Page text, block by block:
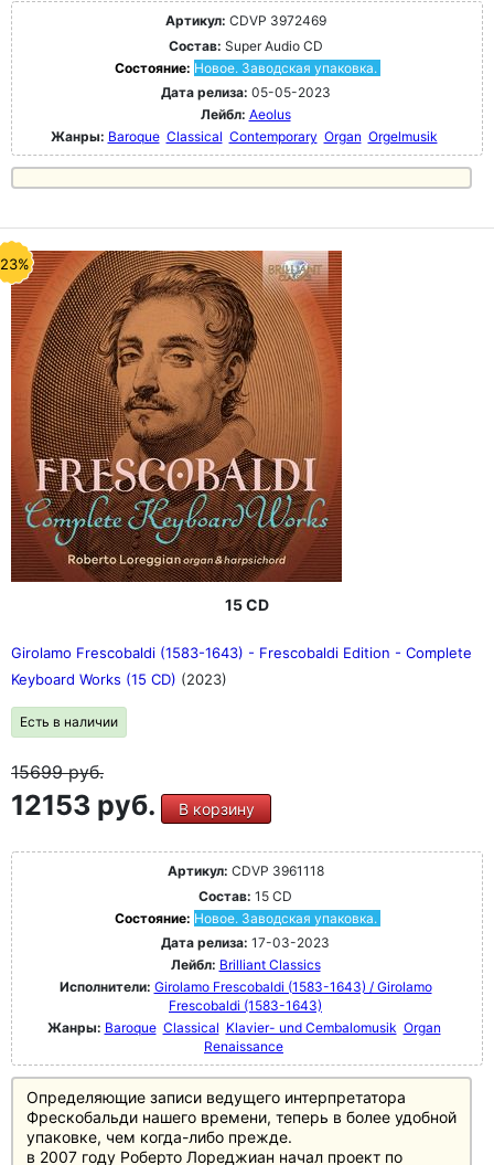
Артикул: CDVP 3972469
Состав: Super Audio CD
Состояние: Новое. Заводская упаковка.
Дата релиза: 05-05-2023
Лейбл: Aeolus
Жанры: Baroque Classical Contemporary Organ Orgelmusik
15 CD
Girolamo Frescobaldi (1583-1643) - Frescobaldi Edition - Complete
Keyboard Works (15 CD) (2023)
Есть в наличии
15699руб.
12153 руб. В корзину
Артикул: CDVP 3961118
Состав: 15 CD
Состояние: Новое. Заводская упаковка.
Дата релиза: 17-03-2023
Лейбл: Brilliant Classics
Исполнители: Girolamo Frescobaldi (1583-1643) / Girolamo
Frescobaldi (1583-1643)
Жанры: Baroque Classical Klavier- und Cembalomusik Organ
Renaissance
Определяющие записи ведущего интерпретатора
Фрескобальди нашего времени, теперь в более удобной
упаковке, чем когда-либо прежде.
в 2007 году Роберто Лореджиан начал проект по